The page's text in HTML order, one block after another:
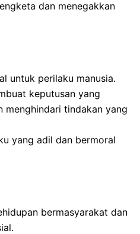
dan menegakkan
untuk perilaku manusia.
keputusan yang
menghindari tindakan yang
yang adil dan bermoral
bermasyarakat dan